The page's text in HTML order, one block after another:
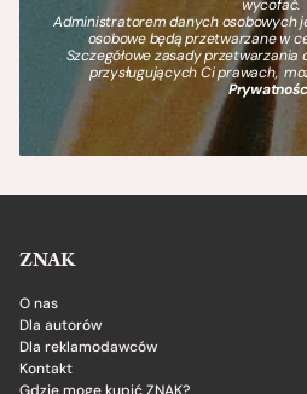
wycofać.
Administratorem danych osobowych
osobowe będą przetwarzane w
Szczegółowe zasady
przysługujących Ci prawach,
ZNAK
O nas
Dla autorów
Dla reklamodawców
Kontakt